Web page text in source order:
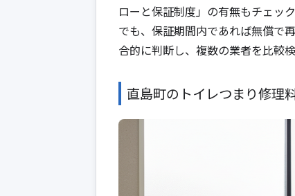
ローと保証制度」の有無もチェッ
でも、保証期間内であれば無償で
合的に判断し、複数の業者を比較
直島町のトイレつまり修理